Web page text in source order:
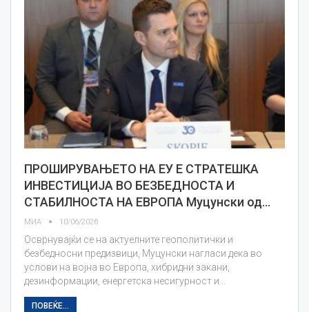
ПРОШИРУВАЊЕТО НА ЕУ Е СТРАТЕШКА
ИНВЕСТИЦИЈА ВО БЕЗБЕДНОСТА И
СТАБИЛНОСТА НА ЕВРОПА Муцунски од…
МИА 10/06/2026
Осврнувајќи се на актуелните геополитички и
безбедносни предизвици, Муцунски нагласи дека во
услови на војна во Европа, хибридни закани,
дезинформации, енергетска несигурност и…
ПОВЕЌЕ...